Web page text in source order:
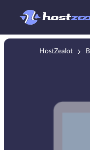
HostZealot